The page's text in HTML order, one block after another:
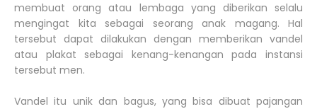
membuat orang atau lembaga yang diberikan selalu
mengingat kita sebagai seorang anak magang. Hal
tersebut dapat dilakukan dengan memberikan vandel
atau plakat sebagai kenang-kenangan pada instansi
tersebut men.
Vandel itu unik dan bagus, yang bisa dibuat pajangan